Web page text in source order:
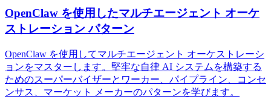
OpenClaw を使用したマルチエージェント オーケ
ストレーション パターン
OpenClaw を使用してマルチエージェント オーケストレーシ
ョンをマスターします。堅牢な自律 AI システムを構築する
ためのスーパーバイザーとワーカー、パイプライン、コンセ
ンサス、マーケット メーカーのパターンを学びます。